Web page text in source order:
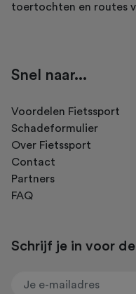
toertochten en routes
Snel naar...
Voordelen Fietssport
Schadeformulier
Over Fietssport
Contact
Partners
FAQ
Schrijf je in voor